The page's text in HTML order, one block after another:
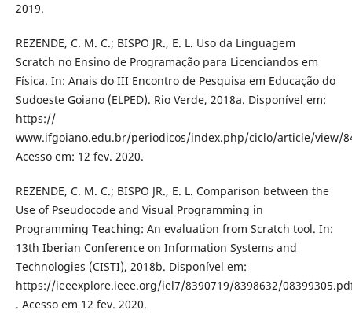
2019.
REZENDE, C. M. C.; BISPO JR., E. L. Uso da Linguagem
Scratch no Ensino de Programação para Licenciandos em
Física. In: Anais do III Encontro de Pesquisa em Educação do
Sudoeste Goiano (ELPED). Rio Verde, 2018a. Disponível em:
https://
www.ifgoiano.edu.br/periodicos/index.php/ciclo/article/view/
Acesso em: 12 fev. 2020.
REZENDE, C. M. C.; BISPO JR., E. L. Comparison between the
Use of Pseudocode and Visual Programming in
Programming Teaching: An evaluation from Scratch tool. In:
13th Iberian Conference on Information Systems and
Technologies (CISTI), 2018b. Disponível em:
https://ieeexplore.ieee.org/iel7/8390719/8398632/
. Acesso em 12 fev. 2020.